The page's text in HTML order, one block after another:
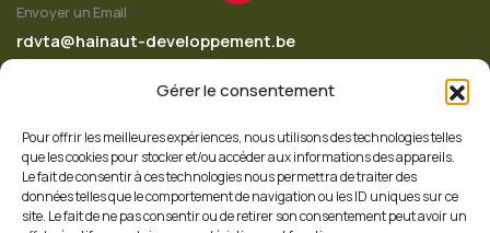
Gérer le consentement
Pour offrir les meilleures expériences, nous utilisons des technologies telles
que les cookies pour stocker et/ou accéder aux informations des appareils.
Le fait de consentir à ces technologies nous permettra de traiter des
données telles que le comportement de navigation ou les ID uniques sur ce
site. Le fait de ne pas consentir ou de retirer son consentement peut avoir un
Envoyer un Email
rdvta@hainaut-developpement.be
Appelez-nous
+32 65 342 620